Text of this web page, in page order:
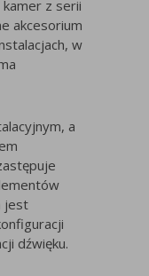
z serii
akcesorium
w
a
jest
dźwięku.